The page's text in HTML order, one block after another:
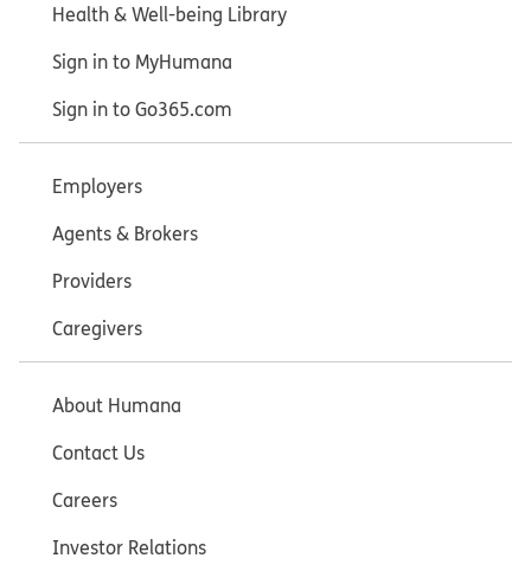
Health & Well-being Library
Sign in to MyHumana
Sign in to Go365.com
Employers
Agents & Brokers
Providers
Caregivers
About Humana
Contact Us
Careers
Investor Relations